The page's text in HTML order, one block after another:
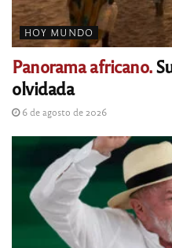
HOY MUNDO
Panorama africano.
olvidada
6 de agosto de 2026